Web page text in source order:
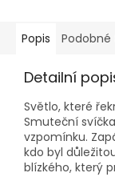
Popis Podobné
Detailní
Světlo, které
Smuteční
vzpomínku.
kdo byl
blízkého, který